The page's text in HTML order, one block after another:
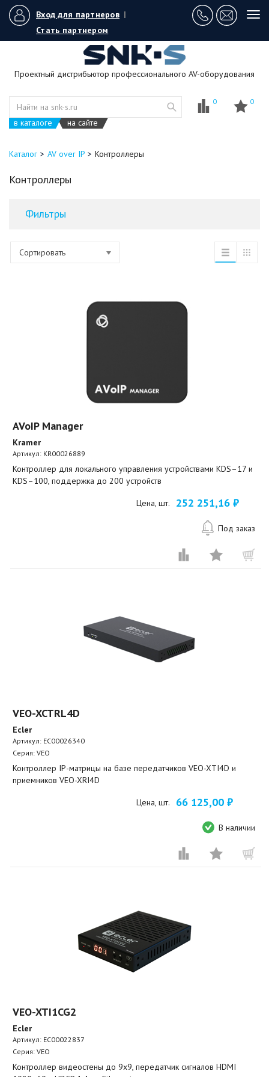
Вход для партнеров |
Стать партнером
Проектный дистрибьютор профессионального AV-оборудования
в каталоге на сайте
0 0
Каталог AV over IP Контроллеры
Контроллеры
Фильтры
Сортировать
AVoIP Manager
Kramer
Артикул: KR00026889
Контроллер для локального управления устройствами KDS–17 и
KDS–100, поддержка до 200 устройств
Цена, шт. 252 251,16 ₽
Под заказ
VEO-XCTRL4D
Ecler
Артикул: EC00026340
Серия: VEO
Контроллер IP-матрицы на базе передатчиков VEO-XTI4D и
приемников VEO-XRI4D
Цена, шт. 66 125,00 ₽
В наличии
VEO-XTI1CG2
Ecler
Артикул: EC00022837
Серия: VEO
Контроллер видеостены до 9х9, передатчик сигналов HDMI